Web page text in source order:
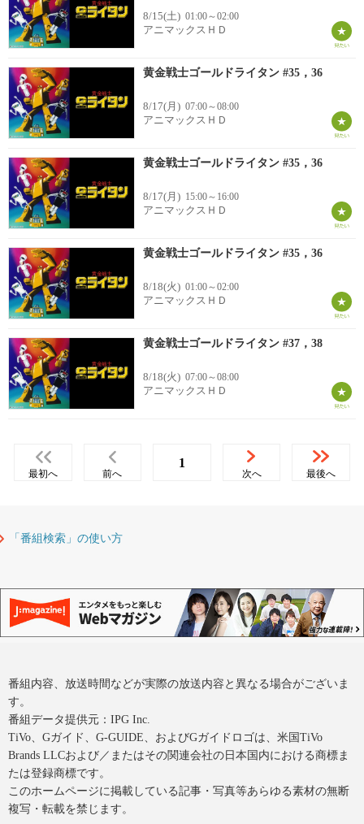
8/15(土) 01:00～02:00
アニマックスＨＤ
黄金戦士ゴールドライタン #35，36
8/17(月) 07:00～08:00
アニマックスＨＤ
黄金戦士ゴールドライタン #35，36
8/17(月) 15:00～16:00
アニマックスＨＤ
黄金戦士ゴールドライタン #35，36
8/18(火) 01:00～02:00
アニマックスＨＤ
黄金戦士ゴールドライタン #37，38
8/18(火) 07:00～08:00
アニマックスＨＤ
最初へ 前へ
1
次へ 最後へ
「番組検索」の使い方
番組内容、放送時間などが実際の放送内容と異なる場合がございま
す。
番組データ提供元：IPG Inc.
TiVo、Gガイド、G-GUIDE、およびGガイドロゴは、米国TiVo
Brands LLCおよび／またはその関連会社の日本国内における商標ま
たは登録商標です。
このホームページに掲載している記事・写真等あらゆる素材の無断
複写・転載を禁じます。